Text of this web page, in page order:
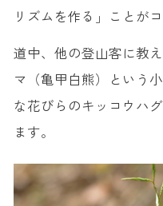
リズムを作る」ことが
道中、他の登山客に教
マ（亀甲白熊）という
な花びらのキッコウハ
ます。